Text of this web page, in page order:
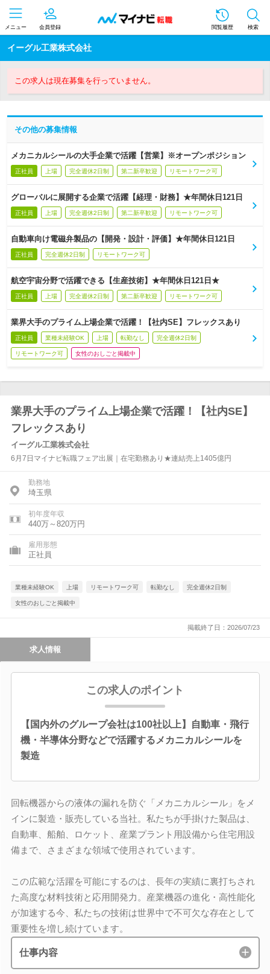
メニュー 会員登録 閲覧履歴 検索
イーグル工業株式会社
この求人は現在募集を行っていません。
その他の募集情報
メカニカルシールの大手企業で活躍【営業】※オープンポジション
正社員 上場 完全週休2日制 第二新卒歓迎 リモートワーク可
グローバルに展開する企業で活躍【経理・財務】★年間休日121日
正社員 上場 完全週休2日制 第二新卒歓迎 リモートワーク可
自動車向け電磁弁製品の【開発・設計・評価】★年間休日121日
正社員 完全週休2日制 リモートワーク可
航空宇宙分野で活躍できる【生産技術】★年間休日121日★
正社員 上場 完全週休2日制 第二新卒歓迎 リモートワーク可
業界大手のプライム上場企業で活躍！【社内SE】フレックスあり
正社員 業種未経験OK 上場 転勤なし 完全週休2日制
リモートワーク可 女性のおしごと掲載中
業界大手のプライム上場企業で活躍！【社内SE】
フレックスあり
イーグル工業株式会社
6月7日マイナビ転職フェア出展｜在宅勤務あり★連結売上1405億円
勤務地
埼玉県
初年度年収
440万～820万円
雇用形態
正社員
業種未経験OK 上場 リモートワーク可 転勤なし 完全週休2日制
女性のおしごと掲載中
掲載終了日：2026/07/23
求人情報
この求人のポイント
【国内外のグループ会社は100社以上】自動車・飛行
機・半導体分野などで活躍するメカニカルシールを
製造
回転機器からの液体の漏れを防ぐ「メカニカルシール」をメ
インに製造・販売している当社。私たちが手掛けた製品は、
自動車、船舶、ロケット、産業プラント用設備から住宅用設
備まで、さまざまな領域で使用されています。
この広範な活躍を可能にするのは、長年の実績に裏打ちされ
た高度な材料技術と応用開発力。産業機器の進化・高性能化
が加速する今、私たちの技術は世界中で不可欠な存在として
重要性を増し続けています。
仕事内容